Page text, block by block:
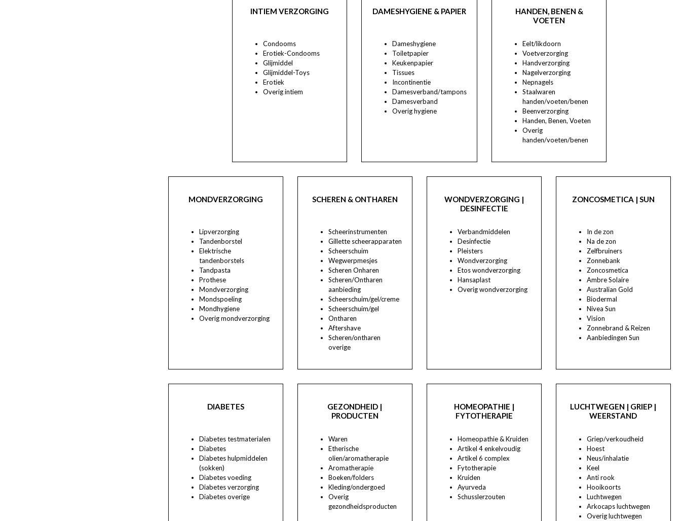
INTIEM VERZORGING
Condooms
Erotiek-Condooms
Glijmiddel
Glijmiddel-Toys
Erotiek
Overig intiem
DAMESHYGIENE & PAPIER
Dameshygiene
Toiletpapier
Keukenpapier
Tissues
Incontinentie
Damesverband/tampons
Damesverband
Overig hygiene
HANDEN, BENEN &
VOETEN
Eelt/likdoorn
Voetverzorging
Handverzorging
Nagelverzorging
Nepnagels
Staalwaren
handen/voeten/benen
Beenverzorging
Handen, Benen, Voeten
Overig
handen/voeten/benen
MONDVERZORGING
Lipverzorging
Tandenborstel
Elektrische
tandenborstels
Tandpasta
Prothese
Mondverzorging
Mondspoeling
Mondhygiene
Overig mondverzorging
SCHEREN & ONTHAREN
Scheerinstrumenten
Gillette scheerapparaten
Scheerschuim
Wegwerpmesjes
Scheren Onharen
Scheren/Ontharen
aanbieding
Scheerschuim/gel/creme
Scheerschuim/gel
Ontharen
Aftershave
Scheren/ontharen
overige
WONDVERZORGING |
DESINFECTIE
Verbandmiddelen
Desinfectie
Pleisters
Wondverzorging
Etos wondverzorging
Hansaplast
Overig wondverzorging
ZONCOSMETICA | SUN
In de zon
Na de zon
Zelfbruiners
Zonnebank
Zoncosmetica
Ambre Solaire
Australian Gold
Biodermal
Nivea Sun
Vision
Zonnebrand & Reizen
Aanbiedingen Sun
DIABETES
Diabetes testmaterialen
Diabetes
Diabetes hulpmiddelen
(sokken)
Diabetes voeding
Diabetes verzorging
Diabetes overige
GEZONDHEID |
PRODUCTEN
Waren
Etherische
olien/aromatherapie
Aromatherapie
Boeken/folders
Kleding/ondergoed
Overig
gezondheidsproducten
HOMEOPATHIE |
FYTOTHERAPIE
Homeopathie & Kruiden
Artikel 4 enkelvoudig
Artikel 6 complex
Fytotherapie
Kruiden
Ayurveda
Schusslerzouten
LUCHTWEGEN | GRIEP |
WEERSTAND
Griep/verkoudheid
Hoest
Neus/inhalatie
Keel
Anti rook
Hooikoorts
Luchtwegen
Arkocaps luchtwegen
Overig luchtwegen